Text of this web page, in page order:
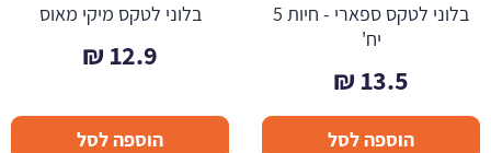
בלוני לטקס ספארי - חיות 5
יח'
13.5
₪
הוספה לסל
בלוני לטקס מיקי מאוס
12.9
₪
הוספה לסל